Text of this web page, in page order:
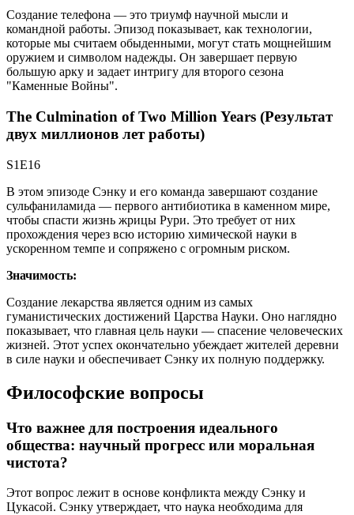
Создание телефона — это триумф научной мысли и
командной работы. Эпизод показывает, как технологии,
которые мы считаем обыденными, могут стать мощнейшим
оружием и символом надежды. Он завершает первую
большую арку и задает интригу для второго сезона
"Каменные Войны".
The Culmination of Two Million Years (Результат
двух миллионов лет работы)
S1E16
В этом эпизоде Сэнку и его команда завершают создание
сульфаниламида — первого антибиотика в каменном мире,
чтобы спасти жизнь жрицы Рури. Это требует от них
прохождения через всю историю химической науки в
ускоренном темпе и сопряжено с огромным риском.
Значимость:
Создание лекарства является одним из самых
гуманистических достижений Царства Науки. Оно наглядно
показывает, что главная цель науки — спасение человеческих
жизней. Этот успех окончательно убеждает жителей деревни
в силе науки и обеспечивает Сэнку их полную поддержку.
Философские вопросы
Что важнее для построения идеального
общества: научный прогресс или моральная
чистота?
Этот вопрос лежит в основе конфликта между Сэнку и
Цукасой. Сэнку утверждает, что наука необходима для